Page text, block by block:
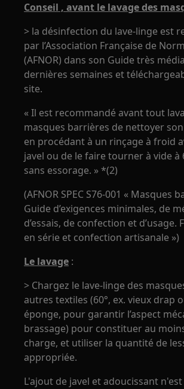
Conseil , avant le lavage des
> la désinfection du lave-linge est
par l’Association Française de
(AFNOR) dans son Guide très
dernières semaines et
site.
« Il est recommandé avant tout
masques barrières de nettoyer
en procédant à un rinçage à froid
javel ou de le faire tourner à vide à
sans essorage. » *(2)
(AFNOR SPEC S76-001 « Masques
Guide d’exigences minimales, de
d’essais, de confection et d’usage.
en série et confection artisanale »)
Le lavage :
> Chargez le lave-linge des
autres textiles (60°, ex. vieux drap
éponge, pour garantir l’aspect
brassage) pour constituer au
charge, et utiliser la quantité de
appropriée.
L'ajout de javel et adoucissant n'est